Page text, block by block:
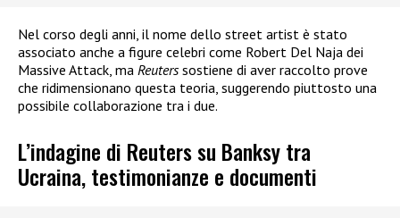
Nel corso degli anni, il nome dello street artist è stato
associato anche a figure celebri come Robert Del Naja dei
Massive Attack, ma Reuterssostiene di aver raccolto prove
che ridimensionano questa teoria, suggerendo piuttosto una
possibile collaborazione tra i due.
L’indagine di Reuters su Banksy tra
Ucraina, testimonianze e documenti